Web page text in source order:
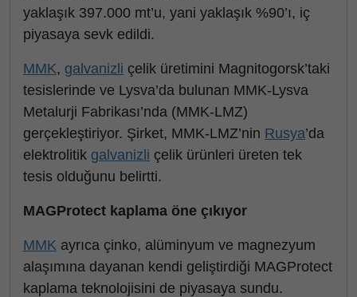
yaklaşık 397.000 mt’u, yani yaklaşık %90’ı, iç
piyasaya sevk edildi.
MMK, galvanizli çelik üretimini Magnitogorsk’taki
tesislerinde ve Lysva’da bulunan MMK-Lysva
Metalurji Fabrikası’nda (MMK-LMZ)
gerçekleştiriyor. Şirket, MMK-LMZ’nin Rusya’da
elektrolitik galvanizli çelik ürünleri üreten tek
tesis olduğunu belirtti.
MAGProtect kaplama öne çıkıyor
MMK ayrıca çinko, alüminyum ve magnezyum
alaşımına dayanan kendi geliştirdiği MAGProtect
kaplama teknolojisini de piyasaya sundu.